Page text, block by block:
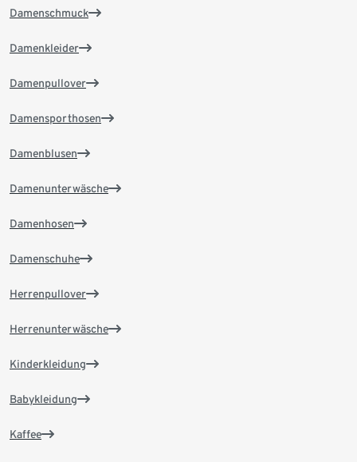
Damenschmuck
Damenkleider
Damenpullover
Damensporthosen
Damenblusen
Damenunterwäsche
Damenhosen
Damenschuhe
Herrenpullover
Herrenunterwäsche
Kinderkleidung
Babykleidung
Kaffee